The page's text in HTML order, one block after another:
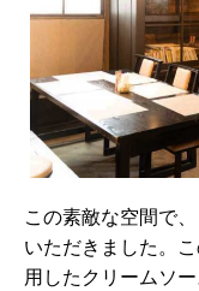
この素敵な空間で
いただきました。
用したクリームソ